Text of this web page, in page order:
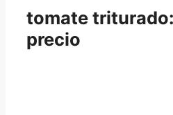
tomate
precio